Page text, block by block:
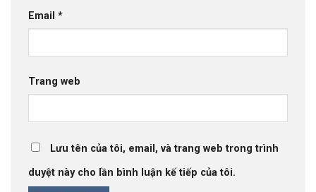
Email *
Trang web
Lưu tên của tôi, email, và trang web trong trình
duyệt này cho lần bình luận kế tiếp của tôi.